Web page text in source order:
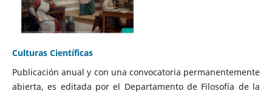
Culturas Científicas
Publicación anual y con una convocatoria permanentemente
abierta, es editada por el Departamento de Filosofía de la